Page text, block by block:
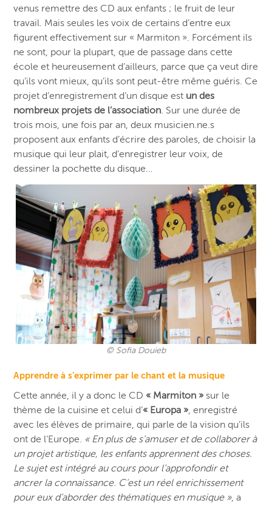
venus remettre des CD aux enfants ; le fruit de leur
travail. Mais seules les voix de certains d’entre eux
figurent effectivement sur « Marmiton ». Forcément ils
ne sont, pour la plupart, que de passage dans cette
école et heureusement d’ailleurs, parce que ça veut dire
qu’ils vont mieux, qu’ils sont peut-être même guéris. Ce
projet d’enregistrement d’un disque est un des
nombreux projets de l’association. Sur une durée de
trois mois, une fois par an, deux musicien.ne.s
proposent aux enfants d’écrire des paroles, de choisir la
musique qui leur plait, d’enregistrer leur voix, de
dessiner la pochette du disque…
© Sofia Douieb
Apprendre à s’exprimer par le chant et la musique
Cette année, il y a donc le CD « Marmiton »sur le
thème de la cuisine et celui d’« Europa », enregistré
avec les élèves de primaire, qui parle de la vision qu’ils
ont de l’Europe. « En plus de s’amuser et de collaborer à
un projet artistique, les enfants apprennent des choses.
Le sujet est intégré au cours pour l’approfondir et
ancrer la connaissance. C’est un réel enrichissement
pour eux d’aborder des thématiques en musique », a